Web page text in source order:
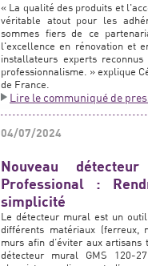
« La qualité des produits et
véritable atout pour les
sommes fiers de ce
l'excellence en rénovation et
installateurs experts
professionnalisme. » explique
de France.
Lire le communiqué de
04/07/2024
Nouveau
Professional :
simplicité
Le détecteur mural est un
différents matériaux (ferreux,
murs afin d’éviter aux
détecteur mural GMS 120-